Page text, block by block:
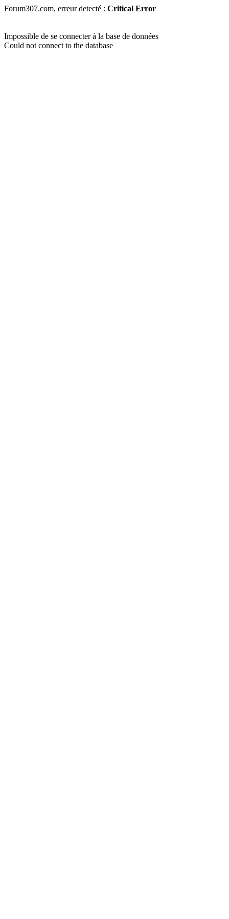
Forum307.com, erreur detecté : Critical Error
Impossible de se connecter à la base de données
Could not connect to the database